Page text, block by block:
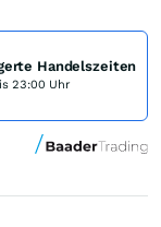
Handelszeiten
23:00 Uhr